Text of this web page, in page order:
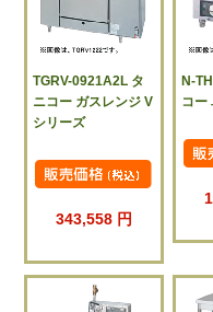
TGRV-0921A2L タ
ニコー ガスレンジ V
シリーズ
343,558 円
N-
コー